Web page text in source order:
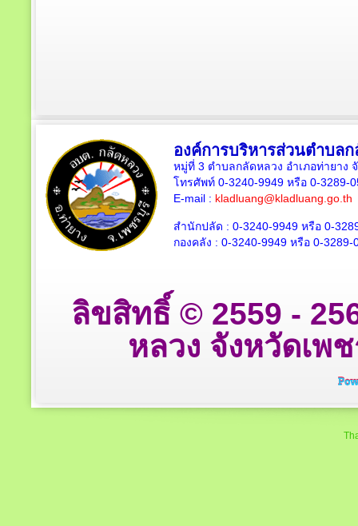
องค์การบริหารส่วนตำบลก
หมู่ที่ 3 ตำบลกลัดหลวง อำเภอท่ายาง
โทรศัพท์ 0-3240-9949 หรือ 0-3289-
E-mail : kladluang@kladluang.go.th
สำนักปลัด : 0-3240-9949 หรือ 0-
กองคลัง : 0-3240-9949 หรือ 0-3289-
ลิขสิทธิ์ © 2559 -
หลวง จังหวัดเพ